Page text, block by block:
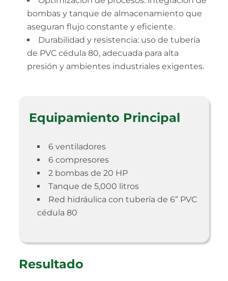
bombas y tanque de almacenamiento que
aseguran flujo constante y eficiente.
Durabilidad y resistencia: uso de tubería
de PVC cédula 80, adecuada para alta
presión y ambientes industriales exigentes.
Equipamiento Principal
6 ventiladores
6 compresores
2 bombas de 20 HP
Tanque de 5,000 litros
Red hidráulica con tubería de 6” PVC
cédula 80
Resultado